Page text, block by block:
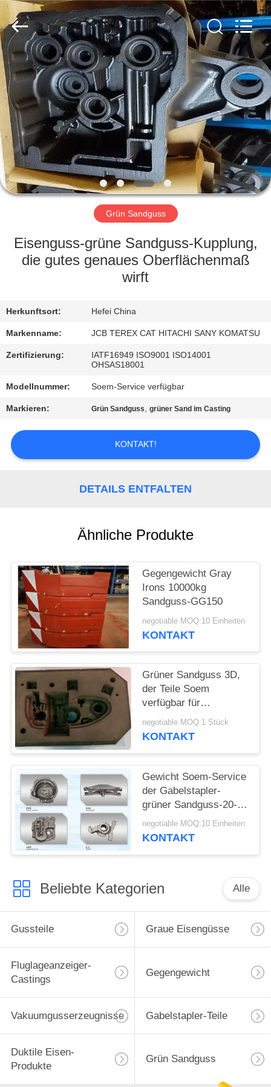
HAUS
PRODUKTE
ÜBER
UNS
FABRIK-
QUALITÄTSKONTROLLE
SIE
MIT
UNS
VERBINDUNG
NACHRICHTEN
SITEMAP
PRIVACY
POLICY
&
Forging
Factory.
All
Rights
Reserved.
Developed
by
ECER
Grün Sandguss
Eisenguss-grüne Sandguss-Kupplung,
die gutes genaues Oberflächenmaß
wirft
Herkunftsort: Hefei China
Markenname: JCB TEREX CAT HITACHI SANY KOMATSU
Zertifizierung:
IATF16949 ISO9001 ISO14001
OHSAS18001
Modellnummer: Soem-Service verfügbar
Markieren: Grün Sandguss,grüner Sand im Casting
KONTAKT!
DETAILS ENTFALTEN
Ähnliche Produkte
Gegengewicht Gray
Irons 10000kg
Sandguss-GG150
negotiable MOQ:10 Einheiten
KONTAKT
Grüner Sandguss 3D,
der Teile Soem
verfügbar für
landwirtschaftliche
Maschinerie druckt
negotiable MOQ:1 Stück
KONTAKT
Gewicht Soem-Service
der Gabelstapler-
grüner Sandguss-20-
200kg verfügbar
negotiable MOQ:10 Einheiten
KONTAKT
Beliebte Kategorien Alle
Gussteile Graue Eisengüsse
Fluglageanzeiger-
Castings
Gegengewicht
Vakuumgusserzeugnisse Gabelstapler-Teile
Duktile Eisen-
Produkte
Grün Sandguss